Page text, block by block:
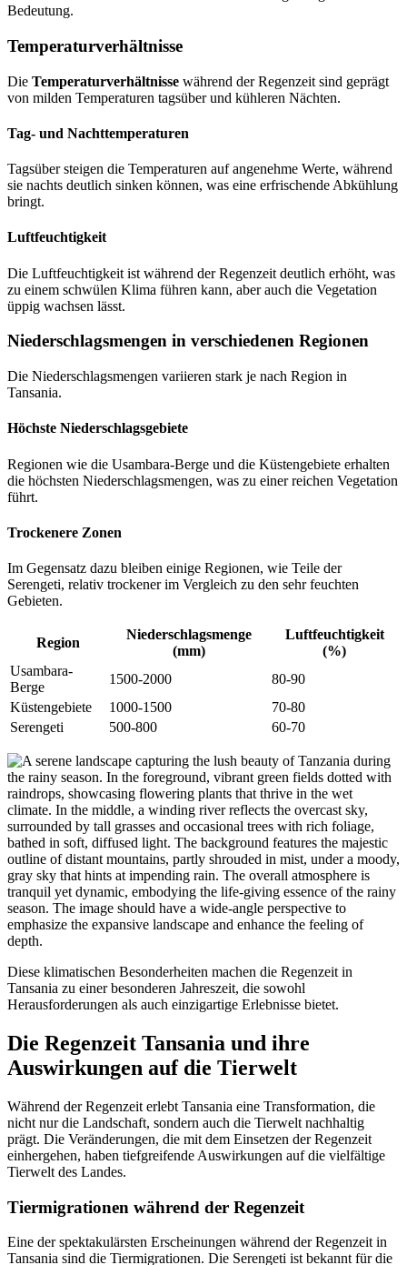
Bedeutung.
Temperaturverhältnisse
Die Temperaturverhältnisse während der Regenzeit sind geprägt
von milden Temperaturen tagsüber und kühleren Nächten.
Tag- und Nachttemperaturen
Tagsüber steigen die Temperaturen auf angenehme Werte, während
sie nachts deutlich sinken können, was eine erfrischende Abkühlung
bringt.
Luftfeuchtigkeit
Die Luftfeuchtigkeit ist während der Regenzeit deutlich erhöht, was
zu einem schwülen Klima führen kann, aber auch die Vegetation
üppig wachsen lässt.
Niederschlagsmengen in verschiedenen Regionen
Die Niederschlagsmengen variieren stark je nach Region in
Tansania.
Höchste Niederschlagsgebiete
Regionen wie die Usambara-Berge und die Küstengebiete erhalten
die höchsten Niederschlagsmengen, was zu einer reichen Vegetation
führt.
Trockenere Zonen
Im Gegensatz dazu bleiben einige Regionen, wie Teile der
Serengeti, relativ trockener im Vergleich zu den sehr feuchten
Gebieten.
Region
Niederschlagsmenge
(mm)
Luftfeuchtigkeit
(%)
Usambara-
Berge
1500-2000
80-90
Küstengebiete
1000-1500
70-80
Serengeti
500-800 60-70
Diese klimatischen Besonderheiten machen die Regenzeit in
Tansania zu einer besonderen Jahreszeit, die sowohl
Herausforderungen als auch einzigartige Erlebnisse bietet.
Die Regenzeit Tansania und ihre
Auswirkungen auf die Tierwelt
Während der Regenzeit erlebt Tansania eine Transformation, die
nicht nur die Landschaft, sondern auch die Tierwelt nachhaltig
prägt. Die Veränderungen, die mit dem Einsetzen der Regenzeit
einhergehen, haben tiefgreifende Auswirkungen auf die vielfältige
Tierwelt des Landes.
Tiermigrationen während der Regenzeit
Eine der spektakulärsten Erscheinungen während der Regenzeit in
Tansania sind die Tiermigrationen. Die Serengeti ist bekannt für die